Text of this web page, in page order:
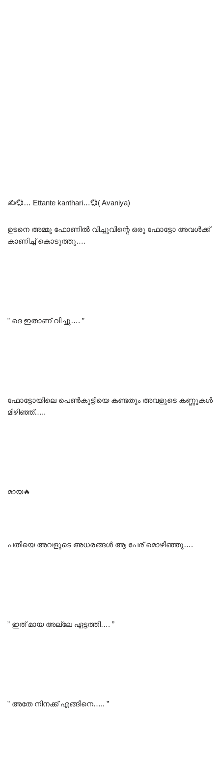
✍️💞… Ettante kanthari…💞( Avaniya)
ഉടനെ അമ്മു ഫോണിൽ വിച്ചുവിന്റെ ഒരു ഫോട്ടോ അവൾക്ക്
കാണിച്ച് കൊടുത്തു….
” ദെ ഇതാണ് വിച്ചു…. ”
ഫോട്ടോയിലെ പെൺകുട്ടിയെ കണ്ടതും അവളുടെ കണ്ണുകൾ
മിഴിഞ്ഞ്‌…..
മായ🔥
പതിയെ അവളുടെ അധരങ്ങൾ ആ പേര് മൊഴിഞ്ഞു….
” ഇത് മായ അല്ലേ ഏട്ടത്തി…. ”
” അതേ നിനക്ക് എങ്ങിനെ….. ”